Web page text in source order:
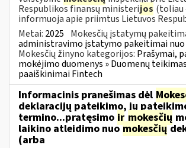
Respublikos finansų ministerijos (toliau
informuoja apie priimtus Lietuvos
Metai: 2025 Mokesčių įstatymų
administravimo įstatymo pakeitimai nuo
Mokesčių žinyno kategorijos: Prašymai,
mokėjimo duomenys » Duomenų
paaiškinimai Fintech
Informacinis pranešimas dėl
deklaracijų pateikimo, jų
termino...pratęsimo ir mokesčių
laikino atleidimo nuomokesčių
(arba